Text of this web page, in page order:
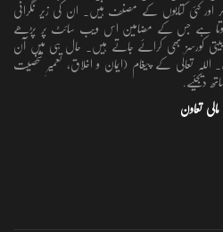
اور کئی کتابوں کے مصنف ہیں۔ ان کی زیر نگرانی
ہوتا ہے جس کے مضامین اس ویب سائٹ پر پڑھے
کورسز بھی کرائے جاتے ہیں۔ حال ہی میں آن
اللہ تعالٰی کے پیغام (ایمان و اخلاق، تعمیرِ شخصیت
دیجئیے.
مالی تعاون